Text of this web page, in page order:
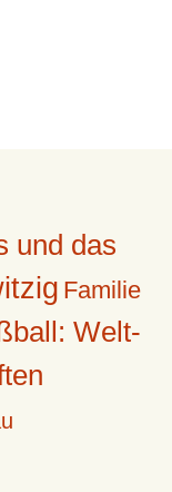
und das
Familie
Welt-